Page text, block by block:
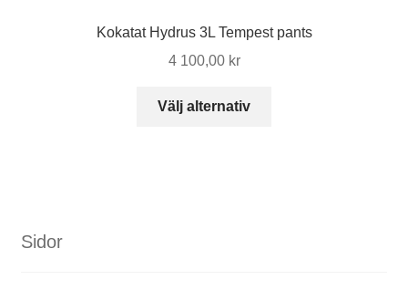
Kokatat Hydrus 3L Tempest pants
4 100,00 kr
Välj alternativ
Sidor